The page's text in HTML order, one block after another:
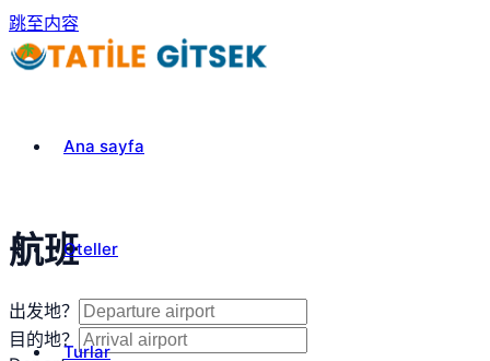
跳至内容
Ana sayfa
Oteller
Turlar
航班
出发地？
目的地？